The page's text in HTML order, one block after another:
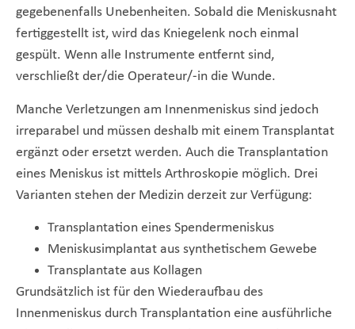
gegebenenfalls Unebenheiten. Sobald die Meniskusnaht
fertiggestellt ist, wird das Kniegelenk noch einmal
gespült. Wenn alle Instrumente entfernt sind,
verschließt der/die Operateur/-in die Wunde.
Manche Verletzungen am Innenmeniskus sind jedoch
irreparabel und müssen deshalb mit einem Transplantat
ergänzt oder ersetzt werden. Auch die Transplantation
eines Meniskus ist mittels Arthroskopie möglich. Drei
Varianten stehen der Medizin derzeit zur Verfügung:
Transplantation eines Spendermeniskus
Meniskusimplantat aus synthetischem Gewebe
Transplantate aus Kollagen
Grundsätzlich ist für den Wiederaufbau des
Innenmeniskus durch Transplantation eine ausführliche